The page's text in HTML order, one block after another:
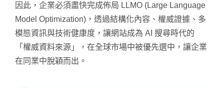
因此，企業必須盡快完成佈局 LLMO (Large Language
Model Optimization)，透過結構化內容、權威證據、多
模態資訊與技術健康度，讓網站成為 AI 搜尋時代的
「權威資料來源」，在全球市場中被優先選中，讓企業
在同業中脫穎而出。